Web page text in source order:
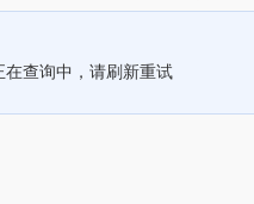
在查询中，请刷新重试